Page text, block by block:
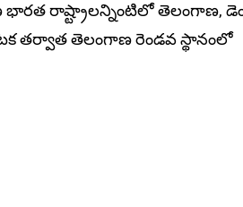
భారత రాష్ట్రాలన్నింటిలో తెలంగాణ,
తర్వాత తెలంగాణ‌ రెండవ స్థానంలో